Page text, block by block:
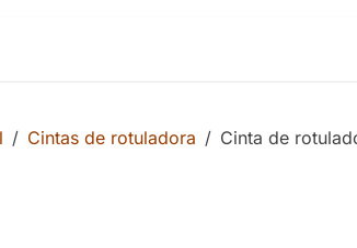
Cintas de rotuladora Cinta de